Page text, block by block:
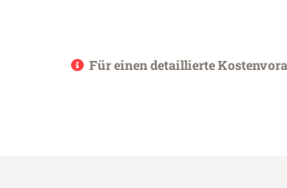
Für einen detaillierte